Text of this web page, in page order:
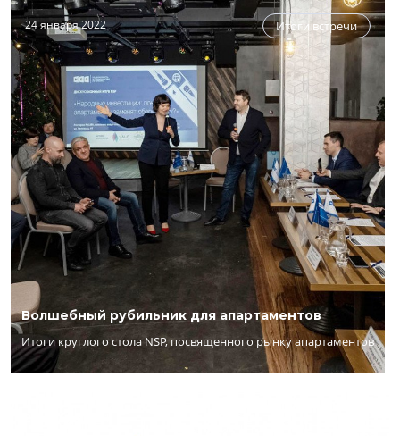
24 января 2022 Итоги встречи
Волшебный рубильник для апартаментов
Итоги круглого стола NSP, посвященного рынку апартаментов